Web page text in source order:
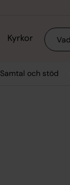
Kyrkor Sök
Samtal och stöd